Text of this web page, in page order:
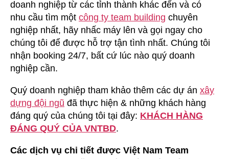
doanh nghiệp từ các tỉnh thành khác đến và có
nhu cầu tìm một công ty team building chuyên
nghiệp nhất, hãy nhấc máy lên và gọi ngay cho
chúng tôi để được hỗ trợ tận tình nhất. Chúng tôi
nhận booking 24/7, bất cứ lúc nào quý doanh
nghiệp cần.
Quý doanh nghiệp tham khảo thêm các dự án xây
dựng đội ngũ đã thực hiện & những khách hàng
đáng quý của chúng tôi tại đây: KHÁCH HÀNG
ĐÁNG QUÝ CỦA VNTBD.
Các dịch vụ chi tiết được Việt Nam Team